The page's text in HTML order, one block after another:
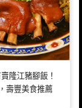
隆江豬腳飯！
壽豐美食推薦